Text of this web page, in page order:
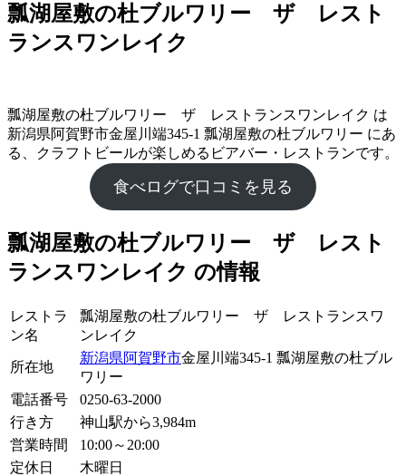
瓢湖屋敷の杜ブルワリー ザ レスト
ランスワンレイク
瓢湖屋敷の杜ブルワリー ザ レストランスワンレイク は
新潟県阿賀野市金屋川端345-1 瓢湖屋敷の杜ブルワリー にあ
る、クラフトビールが楽しめるビアバー・レストランです。
食べログで口コミを見る
瓢湖屋敷の杜ブルワリー ザ レスト
ランスワンレイク の情報
レストラ
ン名
瓢湖屋敷の杜ブルワリー ザ レストランスワ
ンレイク
所在地
新潟県阿賀野市金屋川端345-1 瓢湖屋敷の杜ブル
ワリー
電話番号
0250-63-2000
行き方
神山駅から3,984m
営業時間
10:00～20:00
定休日
木曜日